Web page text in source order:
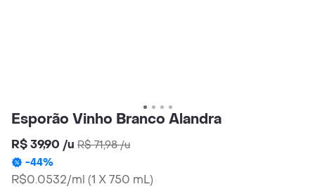
Esporão Vinho Branco Alandra
R$ 39,90 /u R$ 71,98/u
-44%
R$0.0532/ml (1 X 750 mL)